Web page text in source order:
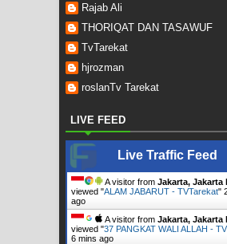
Rajab Ali
THORIQAT DAN TASAWUF
TvTarekat
hjrozman
roslanTv Tarekat
LIVE FEED
Live Traffic Feed
A visitor from Jakarta, Jakarta
viewed "ALAM JABARUT - TVTarekat"
ago
A visitor from Jakarta, Jakarta
viewed "37 PANGKAT WALI ALLAH -
6 mins ago